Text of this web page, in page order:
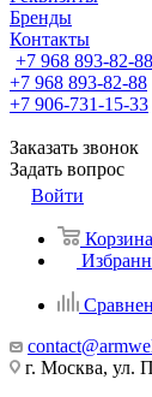
Бренды
Контакты
+7 968 893-82-88
+7 968 893-82-88
+7 906-731-15-33
Заказать звонок
Задать вопрос
Войти
Корзина
г. Москва, ул.